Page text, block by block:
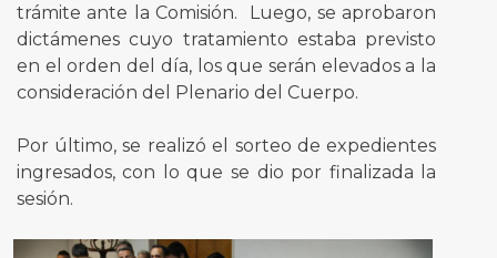
trámite ante la Comisión. Luego, se aprobaron
dictámenes cuyo tratamiento estaba previsto
en el orden del día, los que serán elevados a la
consideración del Plenario del Cuerpo.
Por último, se realizó el sorteo de expedientes
ingresados, con lo que se dio por finalizada la
sesión.